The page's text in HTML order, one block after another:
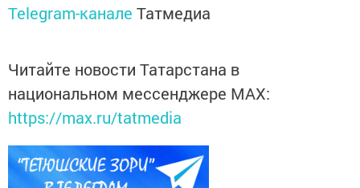
Telegram-канале Татмедиа
Читайте новости Татарстана в
национальном мессенджере MАХ:
https://max.ru/tatmedia